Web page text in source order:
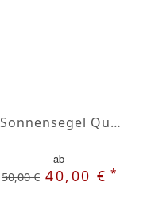
Sonnensegel Quadrat Wasserabweisend Olefin quadrat 5 x 5m
ab
50,00 € 40,00 €*